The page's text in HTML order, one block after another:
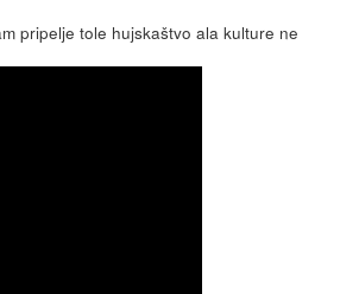
pripelje tole hujskaštvo ala kulture ne